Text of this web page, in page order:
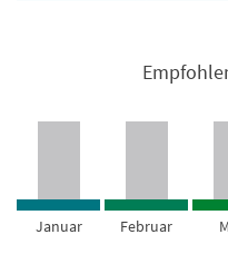
Januar Februar